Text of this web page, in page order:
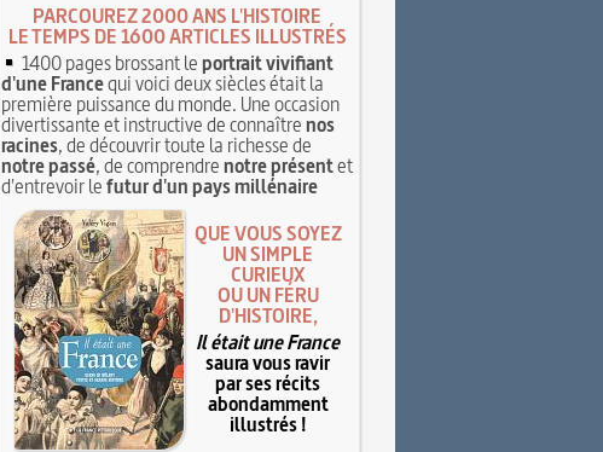
PARCOUREZ 2000 ANS L'HISTOIRE
LE TEMPS DE 1600 ARTICLES ILLUSTRÉS
1400 pages brossant leportrait vivifiant
d'une Francequi voici deux siècles était la
première puissance du monde. Une occasion
divertissante et instructive de connaîtrenos
racines, de découvrir toute la richesse de
notre passé, de comprendrenotre présentet
d'entrevoir lefutur d'un pays millénaire
QUE VOUS SOYEZ
UN SIMPLE
CURIEUX
OU UN FÉRU
D'HISTOIRE,
Il était une France
saura vous ravir
par ses récits
abondamment
illustrés !